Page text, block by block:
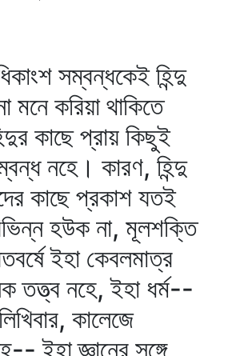
সম্বন্ধকেই হিন্দু
মনে করিয়া থাকিতে
কাছে প্রায় কিছুই
নহে। কারণ, হিন্দু
কাছে প্রকাশ যতই
হউক না, মূলশক্তি
ইহা কেবলমাত্র
তত্ত্ব নহে, ইহা ধর্ম--
কালেজে
ইহা জ্ঞানের সঙ্গে